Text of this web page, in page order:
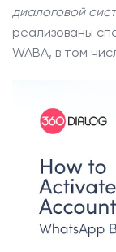
диалоговой
реализованы
WABA, в том